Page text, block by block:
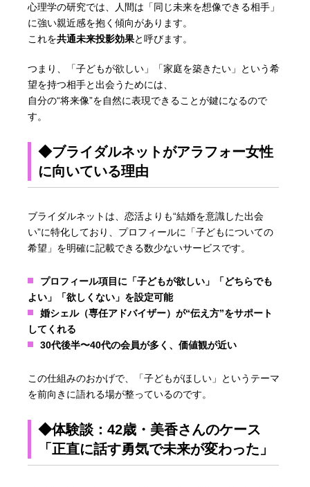
心理学の研究では、人間は「同じ未来を想像できる相手」
に強い親近感を抱く傾向があります。
これを共通未来投影効果と呼びます。
つまり、「子どもが欲しい」「家庭を築きたい」という希
望を持つ相手と出会うためには、
自分の“将来像”を自然に表現できることが鍵になるので
す。
◆ブライダルネットがアラフォー女性
に向いている理由
ブライダルネットは、恋活よりも“結婚を意識した出会
い”に特化しており、プロフィールに「子どもについての
希望」を明確に記載できる数少ないサービスです。
プロフィール項目に「子どもが欲しい」「どちらでも
よい」「欲しくない」を設定可能
婚シェル（専任アドバイザー）が“伝え方”をサポート
してくれる
30代後半〜40代の会員が多く、価値観が近い
この仕組みのおかげで、「子どもがほしい」というテーマ
を前向きに語れる場が整っているのです。
◆体験談：42歳・美香さんのケース
「正直に話す勇気で未来が変わった」